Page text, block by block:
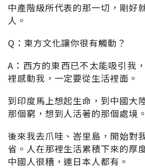
中產階級所代表的那一切，剛好
人。
Q：東方文化讓你很有觸動？
A：西方的東西已不太能吸引我
裡感動我，一定要從生活裡面。
到印度馬上想起生命，到中國大
那個窮，想到人活著的那個處境。
後來我去爪哇、峇里島，開始對
省。人在那裡生活累積下來的厚
中國人很糟，連日本人都有。